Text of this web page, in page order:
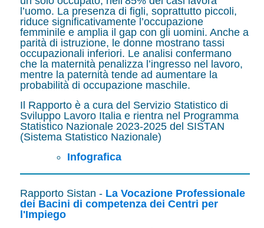
l’uomo. La presenza di figli, soprattutto piccoli,
riduce significativamente l’occupazione
femminile e amplia il gap con gli uomini. Anche a
parità di istruzione, le donne mostrano tassi
occupazionali inferiori. Le analisi confermano
che la maternità penalizza l’ingresso nel lavoro,
mentre la paternità tende ad aumentare la
probabilità di occupazione maschile.
Il Rapporto è a cura del Servizio Statistico di
Sviluppo Lavoro Italia e rientra nel Programma
Statistico Nazionale 2023-2025 del SISTAN
(Sistema Statistico Nazionale)
Infografica
Rapporto Sistan - La Vocazione Professionale
dei Bacini di competenza dei Centri per
l'Impiego